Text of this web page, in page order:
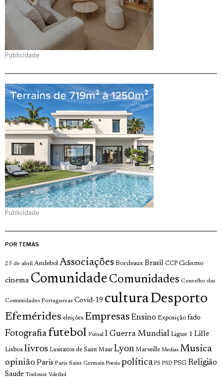
Publicidade
Publicidade
POR TEMAS
25 de abril Andebol Associações Bordeaux Brasil CCP Ciclismo
cinema Comunidade Comunidades Conselho das
Comunidades Portuguesas Covid-19 culturaDesporto
Efemérides eleições Empresas Ensino Exposição fado
Fotografia futebol Futsal I Guerra Mundial Ligue 1 Lille
Lisboa livros Lusitanos de Saint Maur Lyon Marseille Medias Musica
opinião Paris Paris Saint Germain Poesia política PS PSD PSG Religião
Saude Toulouse Voleibol